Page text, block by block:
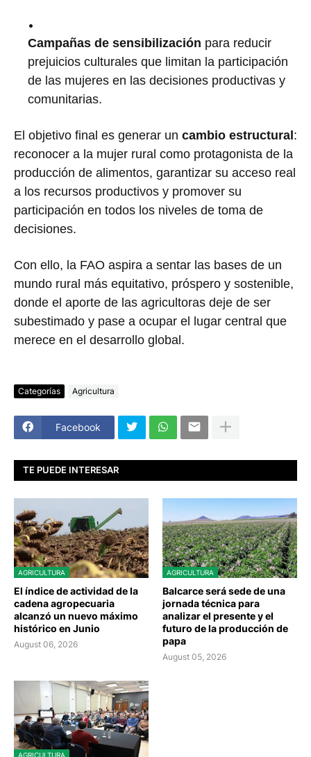
Campañas de sensibilización para reducir
prejuicios culturales que limitan la participación
de las mujeres en las decisiones productivas y
comunitarias.
El objetivo final es generar un cambio estructural:
reconocer a la mujer rural como protagonista de la
producción de alimentos, garantizar su acceso real
a los recursos productivos y promover su
participación en todos los niveles de toma de
decisiones.
Con ello, la FAO aspira a sentar las bases de un
mundo rural más equitativo, próspero y sostenible,
donde el aporte de las agricultoras deje de ser
subestimado y pase a ocupar el lugar central que
merece en el desarrollo global.
Categorías Agricultura
Facebook
TE PUEDE INTERESAR
AGRICULTURA
El índice de actividad de la
cadena agropecuaria
alcanzó un nuevo máximo
histórico en Junio
August 06, 2026
AGRICULTURA
Balcarce será sede de una
jornada técnica para
analizar el presente y el
futuro de la producción de
papa
August 05, 2026
AGRICULTURA